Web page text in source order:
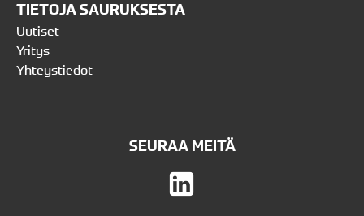
TIETOJA SAURUKSESTA
Uutiset
Yritys
Yhteystiedot
SEURAA MEITÄ